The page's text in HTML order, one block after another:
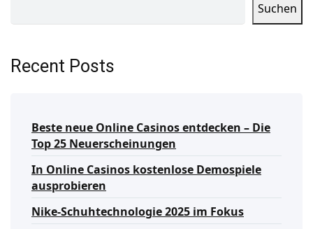
Suchen
Recent Posts
Beste neue Online Casinos entdecken – Die
Top 25 Neuerscheinungen
In Online Casinos kostenlose Demospiele
ausprobieren
Nike-Schuhtechnologie 2025 im Fokus